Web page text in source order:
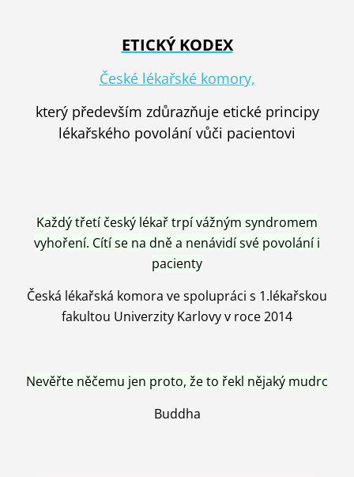
ETICKÝ KODEX
České lékařské komory,
který především zdůrazňuje etické principy
lékařského povolání vůči pacientovi
Každý třetí český lékař trpí vážným syndromem
vyhoření. Cítí se na dně a nenávidí své povolání i
pacienty
Česká lékařská komora ve spolupráci s 1.lékařskou
fakultou Univerzity Karlovy v roce 2014
Nevěřte něčemu jen proto, že to řekl nějaký mudrc
Buddha